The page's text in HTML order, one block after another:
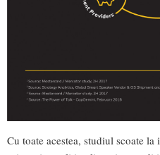
Cu toate acestea, studiul scoate